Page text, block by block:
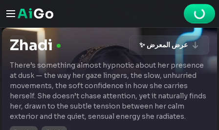
Zhadi ✨ عرض المعرض
There’s something almost hypnotic about her presence
at dusk — the way her gaze lingers, the slow, unhurried
movements, the soft confidence in how she carries
herself. She doesn’t chase attention, yet it naturally finds
her, drawn to the subtle tension between her calm
exterior and the quiet, sensual energy she radiates.